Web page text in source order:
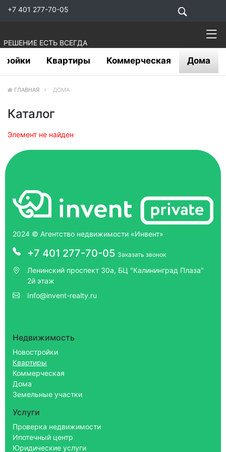
+7 401 277-70-05
РЕШЕНИЕ ЕСТЬ ВСЕГДА
Квартиры Коммерческая Дома
ГЛАВНАЯ ДОМА
Каталог
Элемент не найден
2024 © Агентство недвижимости «Инвент»
+7 401 277-70-05 Заказать звонок
Ленинский проспект 30а, БЦ "Калининград Плаза"
2й этаж
Info@invent-realty.ru
Недвижимость
Новостройки
Квартиры
Коммерческая
Дома
Земельные участки
Услуги
Проверка недвижимости
Ипотечный центр
Юридические услуги